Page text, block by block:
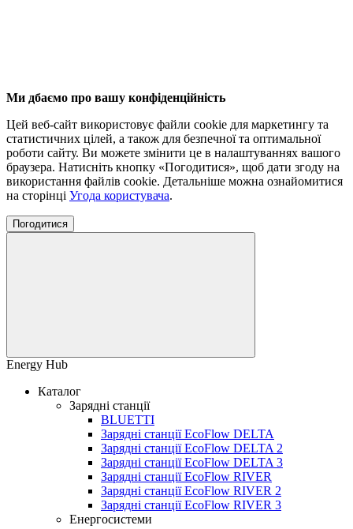
Ми дбаємо про вашу конфіденційність
Цей веб-сайт використовує файли cookie для маркетингу та
статистичних цілей, а також для безпечної та оптимальної
роботи сайту. Ви можете змінити це в налаштуваннях вашого
браузера. Натисніть кнопку «Погодитися», щоб дати згоду на
використання файлів cookie. Детальніше можна ознайомитися
на сторінці Угода користувача.
Погодитися
Energy Hub
Каталог
Зарядні станції
BLUETTI
Зарядні станції EcoFlow DELTA
Зарядні станції EcoFlow DELTA 2
Зарядні станції EcoFlow DELTA 3
Зарядні станції EcoFlow RIVER
Зарядні станції EcoFlow RIVER 2
Зарядні станції EcoFlow RIVER 3
Енергосистеми